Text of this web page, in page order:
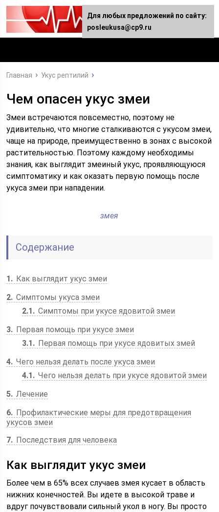
Главная Укус рептилий
Чем опасен укус змеи
Змеи встречаются повсеместно, поэтому не
удивительно, что многие сталкиваются с укусом змеи,
чаще на природе, преимущественно в зонах с высокой
растительностью. Поэтому каждому необходимы
знания, как выглядит змеиный укус, проявляющуюся
симптоматику и как оказать первую помощь после
укуса змеи при нападении.
змея
Содержание
1
Как выглядит укус змеи
2 Симптомы укуса змеи
2.1
Симптомы при укусе ядовитой змеи
3
Первая помощь при укусе змеи
3.1
Первая помощь при укусе ядовитых змей
4 Чего нельзя делать после укуса змеи
4.1
Чего нельзя делать при укусе ядовитой змеи
5 Лечение
6
Профилактические меры для предотвращения
укусов змеи
7
Последствия для человека
Как выглядит укус змеи
Более чем в 65% всех случаев змея кусает в область
нижних конечностей. Вы идете в высокой траве и
вдруг почувствовали сильный укол в ногу. Вы просто
Для любых предложений по сайту:
posleukusa@cp9.ru